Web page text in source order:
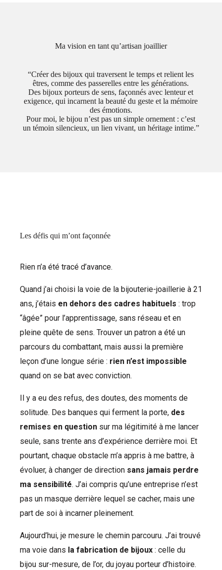
Ma vision en tant qu’artisan joaillier
“Créer des bijoux qui traversent le temps et relient les
êtres, comme des passerelles entre les générations.
Des bijoux porteurs de sens, façonnés avec lenteur et
exigence, qui incarnent la beauté du geste et la mémoire
des émotions.
Pour moi, le bijou n’est pas un simple ornement : c’est
un témoin silencieux, un lien vivant, un héritage intime.”
Les défis qui m’ont façonnée
Rien n’a été tracé d’avance.
Quand j’ai choisi la voie de la bijouterie-joaillerie à 21
ans, j’étais en dehors des cadres habituels : trop
“âgée” pour l’apprentissage, sans réseau et en
pleine quête de sens. Trouver un patron a été un
parcours du combattant, mais aussi la première
leçon d’une longue série : rien n’est impossible
quand on se bat avec conviction.
Il y a eu des refus, des doutes, des moments de
solitude. Des banques qui ferment la porte, des
remises en question sur ma légitimité à me lancer
seule, sans trente ans d’expérience derrière moi. Et
pourtant, chaque obstacle m’a appris à me battre, à
évoluer, à changer de direction sans jamais perdre
ma sensibilité. J’ai compris qu’une entreprise n’est
pas un masque derrière lequel se cacher, mais une
part de soi à incarner pleinement.
Aujourd’hui, je mesure le chemin parcouru. J’ai trouvé
ma voie dans la fabrication de bijoux : celle du
bijou sur-mesure, de l’or, du joyau porteur d’histoire.